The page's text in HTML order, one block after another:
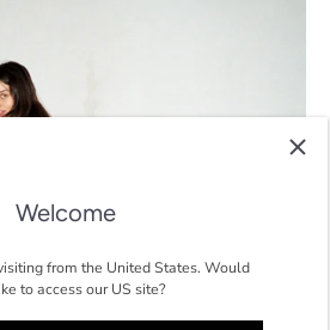
Welcome
from the United States. Would
to access our US site?